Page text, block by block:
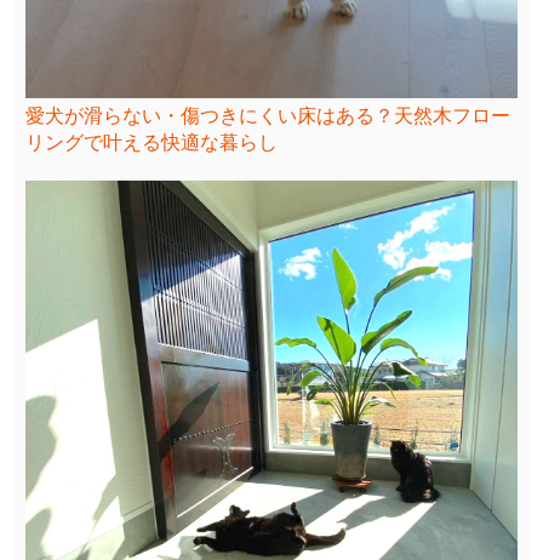
愛犬が滑らない・傷つきにくい床はある？天然木フロー
リングで叶える快適な暮らし